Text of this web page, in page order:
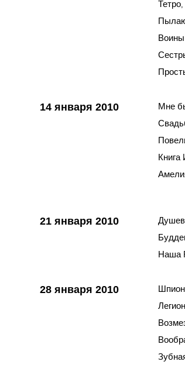
Тетро,
Воины
14 января 2010 Мне
Книга
21 января 2010
Наша
28 января 2010 Шпион
Легион